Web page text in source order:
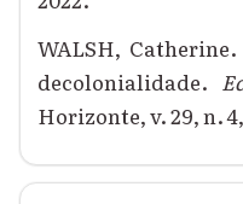
WALSH,
decolonialidade.
Horizonte, v. 29, n.